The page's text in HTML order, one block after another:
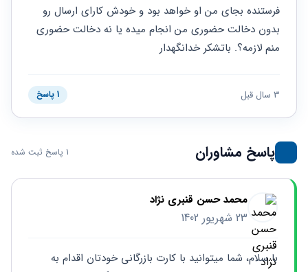
برنامه نویسی
طلاق
حقوقی
مهریه
حقوقی
کسب
سئو و
بهینه
سازی
ثبت
شرکت
منم لازمه؟. باتشکر خدانگهدار
3 سال قبل 1 پاسخ
پاسخ مشاوران 1 پاسخ ثبت شده
محمد حسن قنبری نژاد
23 شهریور 1402